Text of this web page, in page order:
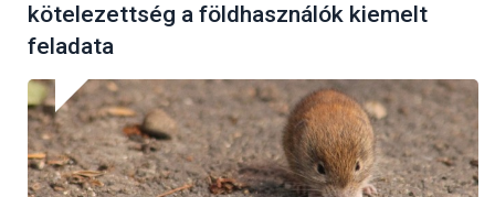
kötelezettség a földhasználók kiemelt
feladata